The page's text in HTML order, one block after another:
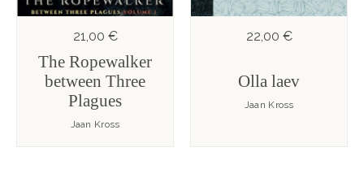
21,00 €
The Ropewalker
between Three
Plagues
Jaan Kross
22,00 €
Olla laev
Jaan Kross